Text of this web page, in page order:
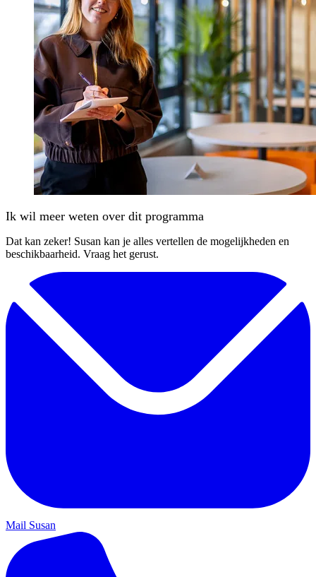
Ik wil meer weten over dit programma
Dat kan zeker! Susan kan je alles vertellen de mogelijkheden en
beschikbaarheid. Vraag het gerust.
Mail Susan